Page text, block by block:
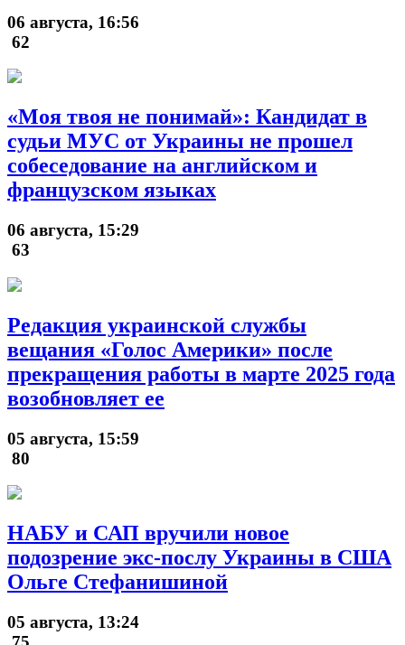
06 августа, 16:56
62
«Моя твоя не понимай»: Кандидат в
судьи МУС от Украины не прошел
собеседование на английском и
французском языках
06 августа, 15:29
63
Редакция украинской службы
вещания «Голос Америки» после
прекращения работы в марте 2025 года
возобновляет ее
05 августа, 15:59
80
НАБУ и САП вручили новое
подозрение экс-послу Украины в США
Ольге Стефанишиной
05 августа, 13:24